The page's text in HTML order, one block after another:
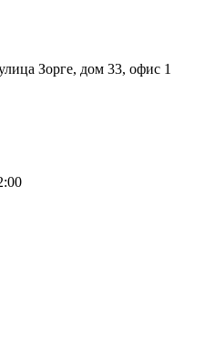
Зорге, дом 33, офис 1